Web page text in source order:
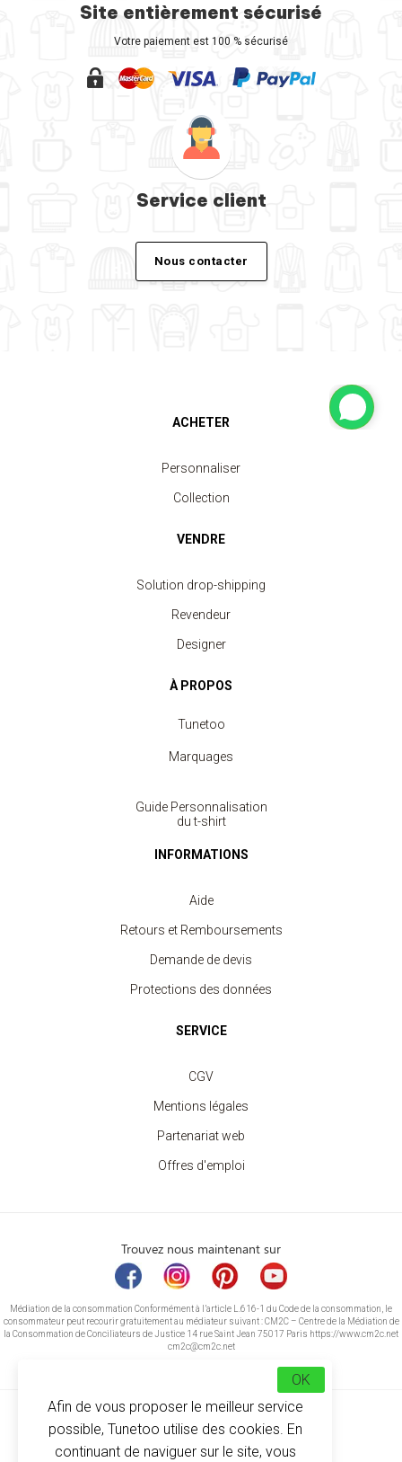
Site entièrement sécurisé
Votre paiement est 100 % sécurisé
Service client
Nous contacter
ACHETER
Personnaliser
Collection
VENDRE
Solution drop-shipping
Revendeur
Designer
À PROPOS
Tunetoo
Marquages
Guide Personnalisation
du t-shirt
INFORMATIONS
Aide
Retours et Remboursements
Demande de devis
Protections des données
SERVICE
CGV
Mentions légales
Partenariat web
Offres d'emploi
Trouvez nous maintenant sur
Médiation de la consommation Conformément à l’article L.616-1 du Code de la consommation, le
consommateur peut recourir gratuitement au médiateur suivant : CM2C – Centre de la Médiation de
la Consommation de Conciliateurs de Justice 14 rue Saint Jean 75017 Paris https://www.cm2c.net
cm2c@cm2c.net
Afin de vous proposer le meilleur service
possible, Tunetoo utilise des cookies. En
continuant de naviguer sur le site, vous
OK